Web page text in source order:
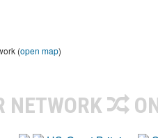
(open map)
NETWORK